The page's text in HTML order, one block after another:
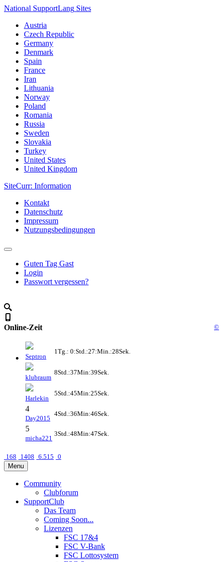
National SupportLang Sites
Austria
Czech Republic
Germany
Denmark
Spain
France
Iran
Lithuania
Norway
Poland
Romania
Russia
Sweden
Slovakia
Turkey
United States
United Kingdom
SiteCurr: Information
Kontakt
Datenschutz
Impressum
Nutzungsbedingungen
Guten Tag Gast
Login
Passwort vergessen?
Online-Zeit ©
Septron
1Tg.: 0:Std.:27:Min.:28Sek.
klubraum
8Std.:37Min:39Sek.
Harlekin
5Std.:45Min:25Sek.
4
Day2015
4Std.:36Min:46Sek.
5
micha221
3Std.:48Min:47Sek.
168 1408 6.515 0
Menu
Community
Clubforum
SupportClub
Das Team
Coming Soon...
Lizenzen
FSC 17&4
FSC V-Bank
FSC Lottosystem